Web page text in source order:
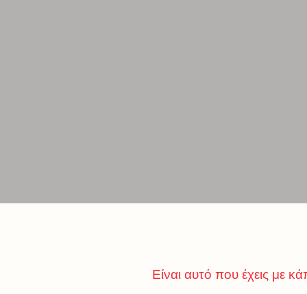
Είναι αυτό που έχεις με